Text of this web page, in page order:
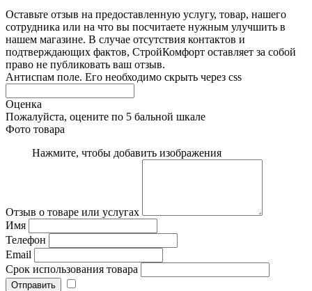
Оставьте отзыв на предоставленную услугу, товар, нашего
сотрудника или на что вы посчитаете нужным улучшить в
нашем магазине. В случае отсутствия контактов и
подтверждающих фактов, СтройКомфорт оставляет за собой
право не публиковать ваш отзыв.
Антиспам поле. Его необходимо скрыть через css
Оценка
Пожалуйста, оцените по 5 бальной шкале
Фото товара
Нажмите, чтобы добавить изображения
Отзыв о товаре или услугах
Имя
Телефон
Email
Срок использования товара